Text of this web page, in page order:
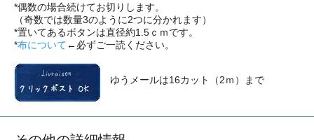
*偶数の場合続けてお切りします。
（奇数では数量3のように2つに分かれます）
*置いてあるボタンは直径約1.5ｃｍです。
*布について ←必ずご一読ください。
ゆうメールは16カット（2ｍ）まで